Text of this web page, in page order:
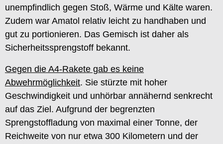
unempfindlich gegen Stoß, Wärme und Kälte waren.
Zudem war Amatol relativ leicht zu handhaben und
gut zu portionieren. Das Gemisch ist daher als
Sicherheitssprengstoff bekannt.
Gegen die A4-Rakete gab es keine
Abwehrmöglichkeit. Sie stürzte mit hoher
Geschwindigkeit und unhörbar annähernd senkrecht
auf das Ziel. Aufgrund der begrenzten
Sprengstoffladung von maximal einer Tonne, der
Reichweite von nur etwa 300 Kilometern und der